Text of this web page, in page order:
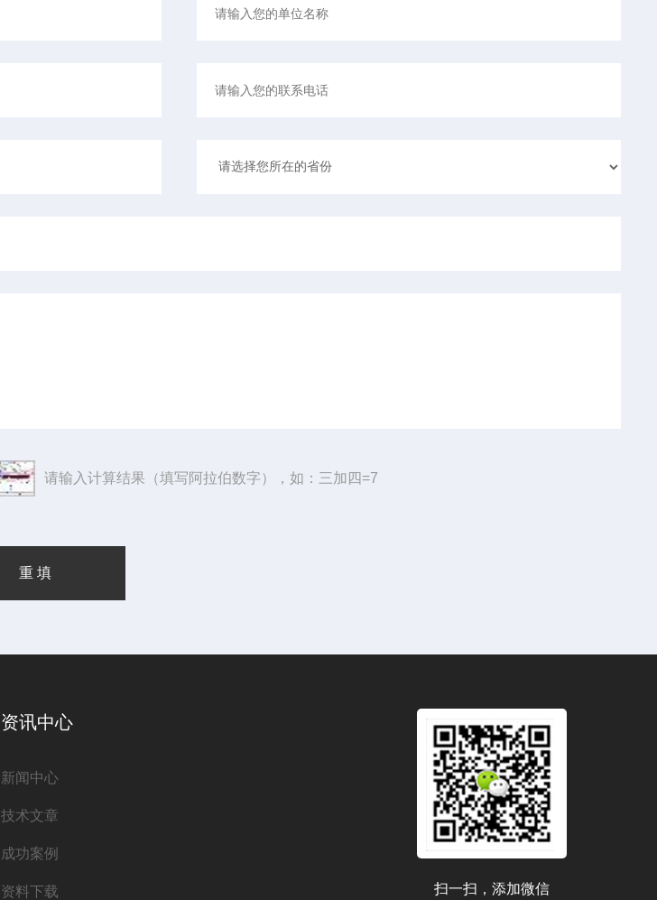
请输入计算结果（填写阿拉伯数字），如：三加四=7
资讯中心
新闻中心
技术文章
成功案例
资料下载 扫一扫，添加微信